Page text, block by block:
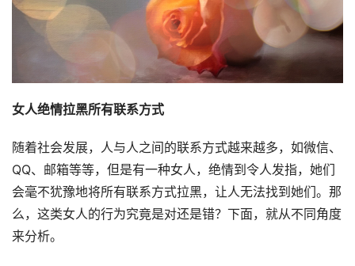
女人绝情拉黑所有联系方式
随着社会发展，人与人之间的联系方式越来越多，如微信、
QQ、邮箱等等，但是有一种女人，绝情到令人发指，她们
会毫不犹豫地将所有联系方式拉黑，让人无法找到她们。那
么，这类女人的行为究竟是对还是错？下面，就从不同角度
来分析。